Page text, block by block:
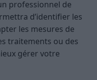
professionnel de
d’identifier les
les mesures de
traitements ou des
gérer votre